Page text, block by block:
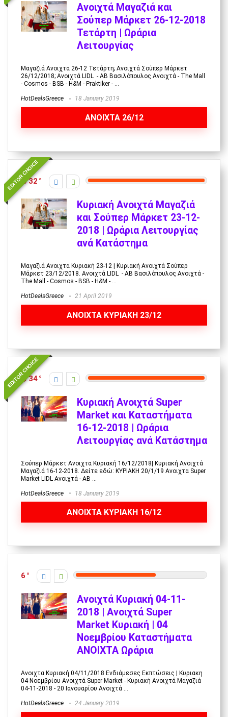
Ανοιχτά Μαγαζιά και
Σούπερ Μάρκετ 26-12-2018
Τετάρτη | Ωράρια
Λειτουργίας
Μαγαζιά Ανοιχτα 26-12 Τετάρτη; Ανοιχτά Σούπερ Μάρκετ
26/12/2018; Ανοιχτά LIDL - AB Βασιλόπουλος Ανοιχτά - The Mall
- Cosmos - BSB - H&M - Praktiker - ...
HotDealsGreece 18 January 2019
ANOIXTA 26/12
EDITOR CHOICE
32
Κυριακή Ανοιχτά Μαγαζιά
και Σούπερ Μάρκετ 23-12-
2018 | Ωράρια Λειτουργίας
ανά Κατάστημα
Μαγαζιά Ανοιχτα Κυριακή 23-12 | Κυριακή Ανοιχτά Σούπερ
Μάρκετ 23/12/2018. Ανοιχτά LIDL - AB Βασιλόπουλος Ανοιχτά -
The Mall - Cosmos - BSB - H&M - ...
HotDealsGreece 21 April 2019
ANOIXTA ΚΥΡΙΑΚΗ 23/12
EDITOR CHOICE
34
Κυριακή Ανοιχτά Super
Market και Καταστήματα
16-12-2018 | Ωράρια
Λειτουργίας ανά Κατάστημα
Σούπερ Μάρκετ Ανοιχτα Κυριακή 16/12/2018| Κυριακή Ανοιχτά
Μαγαζιά 16-12-2018. Δείτε εδώ: ΚΥΡΙΑΚΗ 20/1/19 Ανοιχτα Super
Market LIDL Ανοιχτά - ΑΒ ...
HotDealsGreece 18 January 2019
ANOIXTA ΚΥΡΙΑΚΗ 16/12
6
Ανοιχτά Κυριακή 04-11-
2018 | Ανοιχτά Super
Market Κυριακή | 04
Νοεμβρίου Καταστήματα
ΑΝΟΙΧΤΑ Ωράρια
Ανοιχτα Κυριακή 04/11/2018 Ενδιάμεσες Εκπτώσεις | Κυριακη
04 Νοεμβρίου Ανοιχτά Super Market - Κυριακή Ανοιχτά Μαγαζιά
04-11-2018 - 20 Ιανουαρίου Ανοιχτά ...
HotDealsGreece 24 January 2019